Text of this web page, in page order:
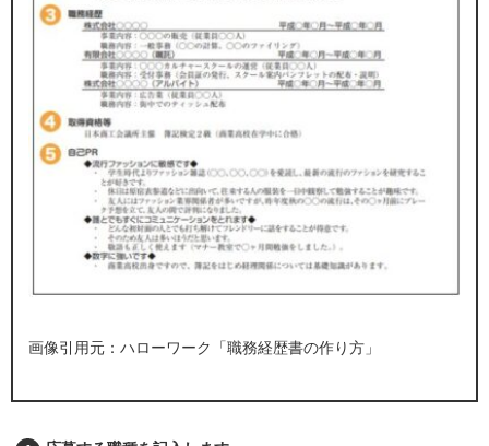
画像引用元：ハローワーク「職務経歴書の作り方 」